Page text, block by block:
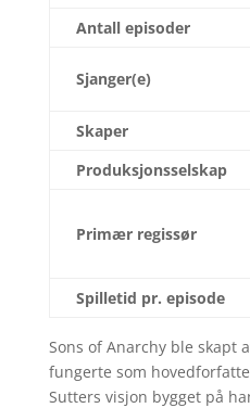
Antall episoder
Sjanger(e)
Skaper
Produksjonsselskap
Primær regissør
Spilletid pr. episode
Sons of Anarchy ble skapt
fungerte som
Sutters visjon bygget på